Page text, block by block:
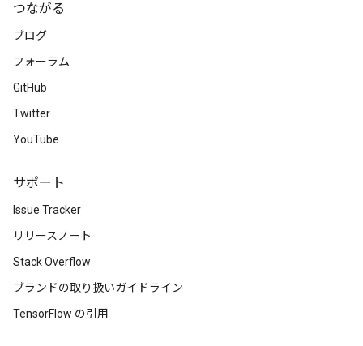
つながる
ブログ
フォーラム
GitHub
Twitter
YouTube
サポート
Issue Tracker
リリースノート
Stack Overflow
ブランドの取り扱いガイドライン
TensorFlow の引用